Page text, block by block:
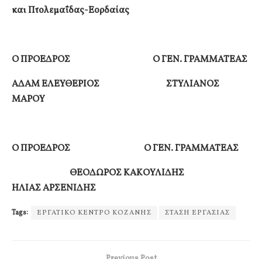
και Πτολεμαΐδας-Εορδαίας
Ο ΠΡΟΕΔΡΟΣ Ο ΓΕΝ. ΓΡΑΜΜΑΤΕΑΣ
ΑΔΑΜ ΕΛΕΥΘΕΡΙΟΣ ΣΤΥΛΙΑΝΟΣ
ΜΑΡΟΥ
Ο ΠΡΟΕΔΡΟΣ Ο ΓΕΝ. ΓΡΑΜΜΑΤΕΑΣ
ΘΕΟΔΩΡΟΣ ΚΑΚΟΥΛΙΔΗΣ
ΗΛΙΑΣ ΑΡΣΕΝΙΔΗΣ
Tags: ΕΡΓΑΤΙΚΟ ΚΕΝΤΡΟ ΚΟΖΑΝΗΣ ΣΤΑΣΗ ΕΡΓΑΣΙΑΣ